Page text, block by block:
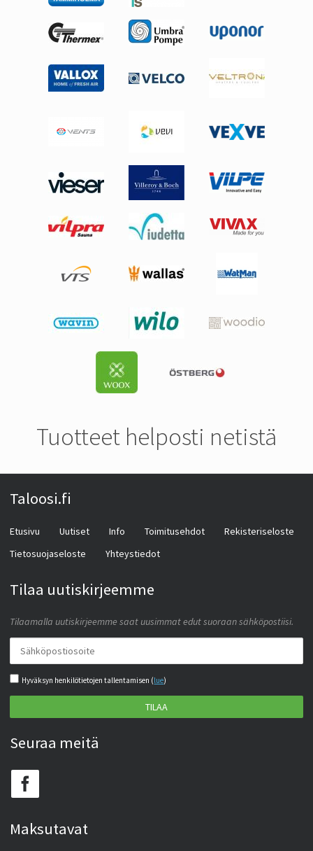
Tuotteet helposti netistä
Taloosi.fi
Etusivu Uutiset Info Toimitusehdot
Rekisteriseloste
Tietosuojaseloste
Yhteystiedot
Tilaa uutiskirjeemme
Tilaamalla uutiskirjeemme saat uusimmat edut suoraan sähköpostiisi.
Hyväksyn henkilötietojen tallentamisen (lue)
TILAA
Seuraa meitä
Maksutavat